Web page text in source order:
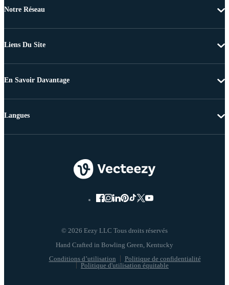
Notre Réseau
Liens Du Site
En Savoir Davantage
© 2026 Eezy LLC Tous droits réservés
Conditions d’utilisation
Politique de confidentialité
Politique d'utilisation équitable
Langues